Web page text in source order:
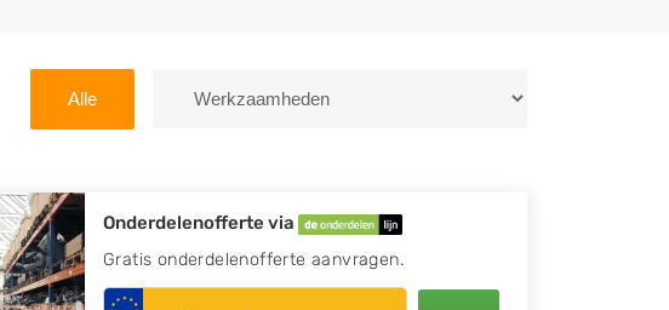
Alle
Onderdelenofferte via
Gratis onderdelenofferte aanvragen.